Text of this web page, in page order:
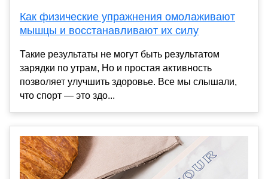
Как физические упражнения омолаживают
мышцы и восстанавливают их силу
Такие результаты не могут быть результатом
зарядки по утрам, Но и простая активность
позволяет улучшить здоровье. Все мы слышали,
что спорт — это здо...